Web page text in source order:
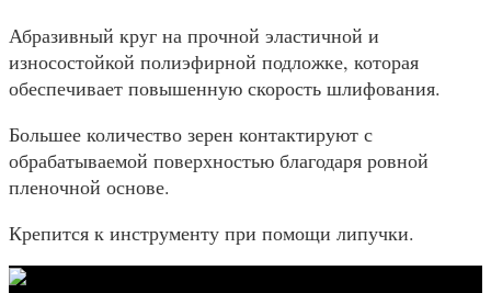
Абразивный круг на прочной эластичной и
износостойкой полиэфирной подложке, которая
обеспечивает повышенную скорость шлифования.
Большее количество зерен контактируют с
обрабатываемой поверхностью благодаря ровной
пленочной основе.
Крепится к инструменту при помощи липучки.